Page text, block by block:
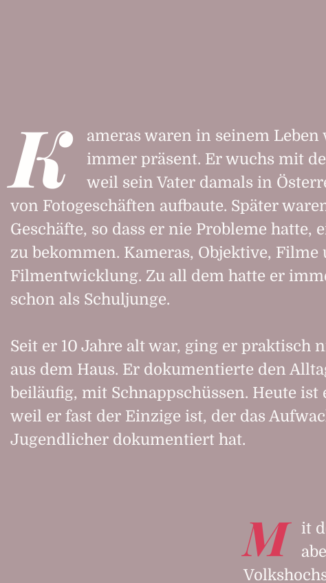
K
ameras waren in seinem
immer präsent. Er wuchs mit
weil sein Vater damals in
von Fotogeschäften aufbaute. Später
Geschäfte, so dass er nie Probleme hatte,
zu bekommen. Kameras, Objektive, Filme
Filmentwicklung. Zu all dem hatte er
schon als Schuljunge.
Seit er 10 Jahre alt war, ging er praktisch
aus dem Haus. Er dokumentierte den
beiläufig, mit Schnappschüssen. Heute ist
weil er fast der Einzige ist, der das
Jugendlicher dokumentiert hat.
M
it